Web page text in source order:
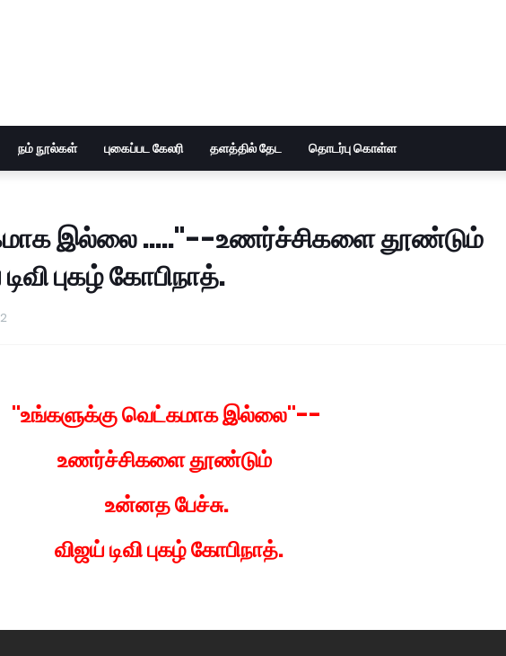
நம் நூல்கள் புகைப்பட கேலரி தளத்தில் தேட தொடர்பு கொள்ள
இல்லை ....."--உணர்ச்சிகளை தூண்டும்
புகழ் கோபிநாத்.
"உங்களுக்கு வெட்கமாக இல்லை"--
உணர்ச்சிகளை தூண்டும்
உன்னத பேச்சு.
விஜய் டிவி புகழ் கோபிநாத்.